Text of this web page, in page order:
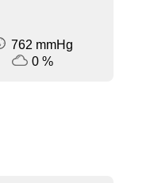
762 mmHg
0 %